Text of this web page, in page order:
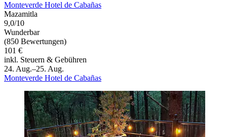
Monteverde Hotel de Cabañas
Mazamitla
9,0/10
Wunderbar
(850 Bewertungen)
101 €
inkl. Steuern & Gebühren
24. Aug.–25. Aug.
Monteverde Hotel de Cabañas